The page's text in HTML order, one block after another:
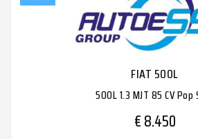
FIAT 500L
500L 1.3 MJT 85 CV
€ 8.450